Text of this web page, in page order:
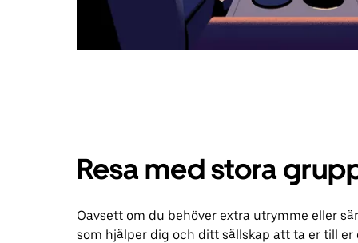
Resa med stora
Oavsett om du behöver extra utrymme eller
som hjälper dig och ditt sällskap att ta er till er